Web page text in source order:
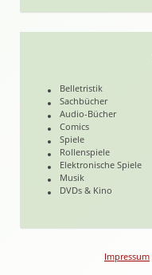
Belletristik
Sachbücher
Audio-Bücher
Comics
Spiele
Rollenspiele
Elektronische Spiele
Musik
DVDs & Kino
Impressum